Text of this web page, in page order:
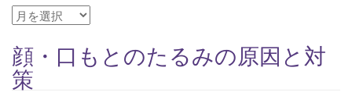
顔・
も
と
の
顔・口もとのたるみの原因と対
策